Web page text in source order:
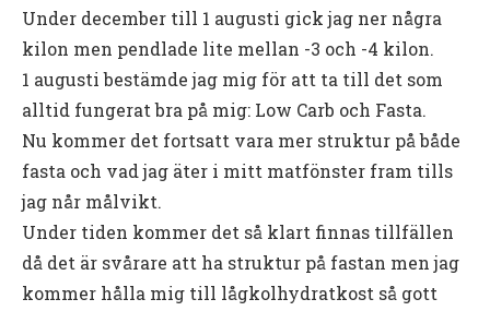
Under december till 1 augusti gick jag ner några
kilon men pendlade lite mellan -3 och -4 kilon.
1 augusti bestämde jag mig för att ta till det som
alltid fungerat bra på mig: Low Carb och Fasta.
Nu kommer det fortsatt vara mer struktur på både
fasta och vad jag äter i mitt matfönster fram tills
jag når målvikt.
Under tiden kommer det så klart finnas tillfällen
då det är svårare att ha struktur på fastan men jag
kommer hålla mig till lågkolhydratkost så gott